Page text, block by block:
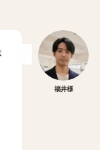
福井様